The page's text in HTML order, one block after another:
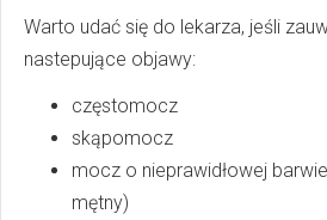
Warto udać się do lekarza, jeśli
nastepujące objawy:
częstomocz
skąpomocz
mocz o nieprawidłowej
mętny)